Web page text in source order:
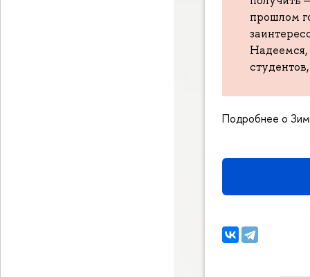
прошлом
Надеемся,
Подробнее о